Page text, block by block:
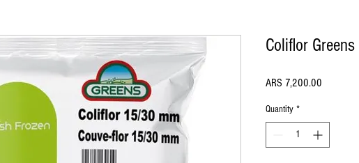
Coliflor
ARS 7,200.00
Quantity *